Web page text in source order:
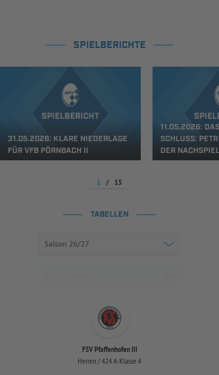
SPIELBERICHTE
31.05.2026: KLARE NIEDERLAGE
FÜR VFB PÖRNBACH II
11.05.2026:
SCHLUSS:
DER
1 / 15
TABELLEN
FSV Pfaffenhofen III
Herren / 424 A-Klasse 4